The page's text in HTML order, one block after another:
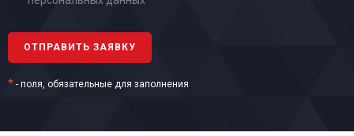
* - поля, обязательные для заполнения